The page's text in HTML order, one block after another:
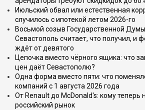
Июльский обвал или естественная
случилось с ипотекой летом 2026-го
Восьмой созыв Государственной Думы
Севастополь считает, что получил, и
ждёт от девятого
Цепочка вместо чёрного ящика: что
цен даёт Севастополю?
Одна форма вместо пяти: что
компаний с 1 августа 2026 года
От Renault до McDonald's: кому теперь
российский рынок